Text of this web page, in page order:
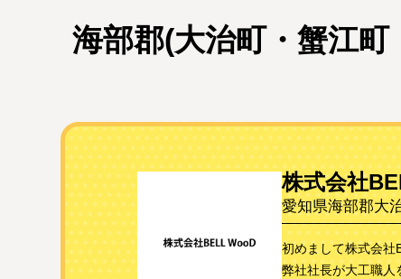
海部郡(大治町・蟹江町
株式会社
愛知県海部郡大
初めまして株式会社
弊社社長が大工職人